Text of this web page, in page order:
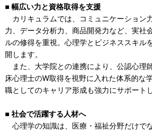
■幅広い力と資格取得を支援
カリキュラムでは、コミュニケーション
力、データ分析力、商品開発力など、実社
ルの修得を重視。心理学とビジネススキル
開します。
また、大学院との連携により、公認心理
床心理士のW取得を視野に入れた体系的な
職としてのキャリア形成も強力にサポートし
■社会で活躍する人材へ
心理学の知識は、医療・福祉分野だけで